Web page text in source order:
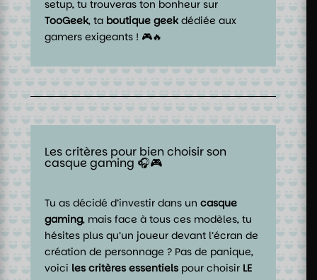
setup, tu trouveras ton bonheur sur
TooGeek, ta boutique geek dédiée aux
gamers exigeants ! 🎮🔥
Les critères pour bien choisir son
casque gaming 🎧🎮
Tu as décidé d’investir dans uncasque
gaming, mais face à tous ces modèles, tu
hésites plus qu’un joueur devant l’écran de
création de personnage ? Pas de panique,
voici les critères essentiels pour choisir LE